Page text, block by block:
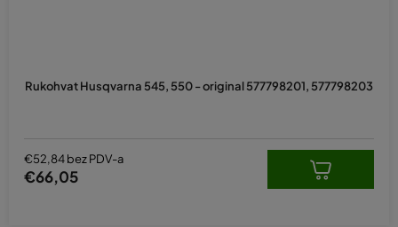
Rukohvat Husqvarna 545, 550 - original 577798201, 577798203
€52,84 bez PDV-a
€66,05